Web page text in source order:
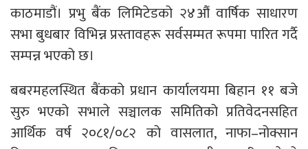
काठमाडौं। प्रभु बैंक लिमिटेडको २४औं वार्षिक साधारण
सभा बुधबार विभिन्न प्रस्तावहरू सर्वसम्मत रूपमा पारित गर्दै
सम्पन्न भएको छ।
बबरमहलस्थित बैंकको प्रधान कार्यालयमा बिहान ११ बजे
सुरु भएको सभाले सञ्चालक समितिको प्रतिवेदनसहित
आर्थिक वर्ष २०८१/०८२ को वासलात, नाफा–नोक्सान